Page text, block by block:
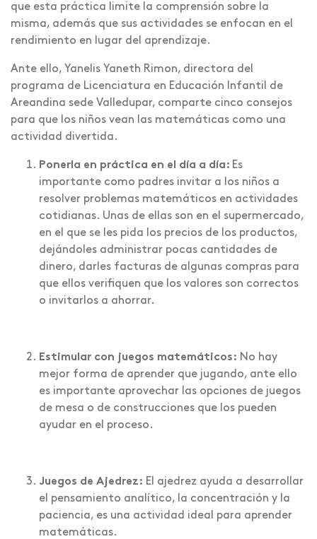
que esta práctica limite la comprensión sobre la
misma, además que sus actividades se enfocan en el
rendimiento en lugar del aprendizaje.
Ante ello, Yanelis Yaneth Rimon, directora del
programa de Licenciatura en Educación Infantil de
Areandina sede Valledupar, comparte cinco consejos
para que los niños vean las matemáticas como una
actividad divertida.
Ponerla en práctica en el día a día: Es
importante como padres invitar a los niños a
resolver problemas matemáticos en actividades
cotidianas. Unas de ellas son en el supermercado,
en el que se les pida los precios de los productos,
dejándoles administrar pocas cantidades de
dinero, darles facturas de algunas compras para
que ellos verifiquen que los valores son correctos
o invitarlos a ahorrar.
Estimular con juegos matemáticos: No hay
mejor forma de aprender que jugando, ante ello
es importante aprovechar las opciones de juegos
de mesa o de construcciones que los pueden
ayudar en el proceso.
Juegos de Ajedrez: El ajedrez ayuda a desarrollar
el pensamiento analítico, la concentración y la
paciencia, es una actividad ideal para aprender
matemáticas.